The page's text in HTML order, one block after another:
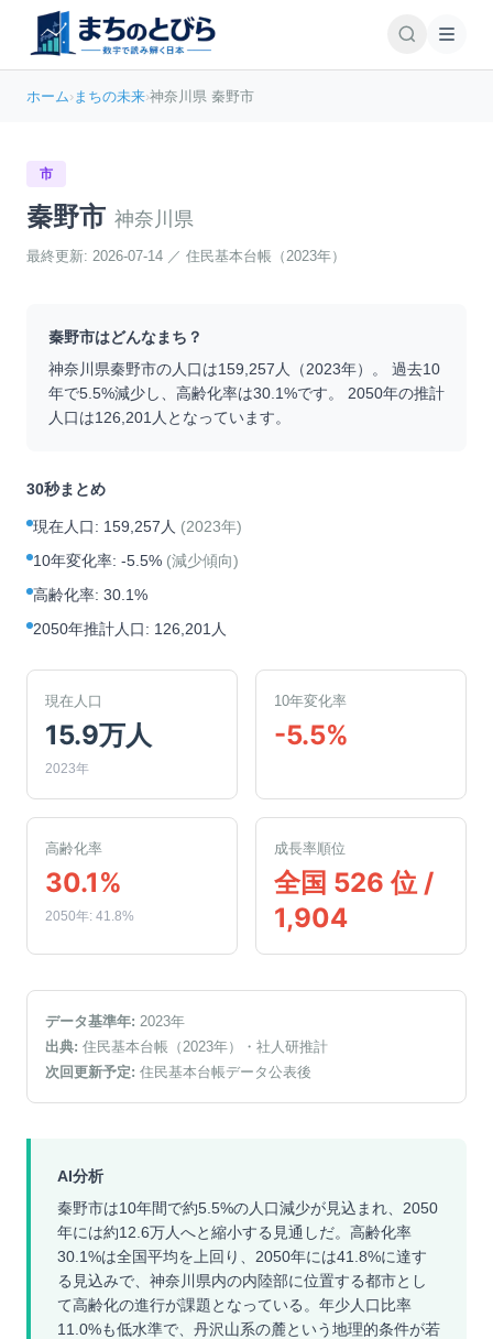
ホーム›まちの未来›神奈川県 秦野市
市
秦野市 神奈川県
最終更新: 2026-07-14 ／ 住民基本台帳（2023年）
秦野市はどんなまち？
神奈川県秦野市の人口は159,257 人（2023年）。 過去10
年で5.5%減少し、高齢化率は30.1%です。 2050年の推計
人口は126,201 人となっています。
30秒まとめ
現在人口: 159,257人 (2023年)
10年変化率: -5.5% (減少傾向)
高齢化率: 30.1%
2050年推計人口: 126,201人
現在人口
15.9万人
2023年
10年変化率
-5.5%
高齢化率
30.1%
2050年: 41.8%
成長率順位
全国 526 位 /
1,904
データ基準年: 2023年
出典: 住民基本台帳（2023年）
・社人研推計
次回更新予定: 住民基本台帳データ公表後
AI分析
秦野市は10年間で約5.5%の人口減少が見込まれ、2050
年には約12.6万人へと縮小する見通しだ。高齢化率
30.1%は全国平均を上回り、2050年には41.8%に達す
る見込みで、神奈川県内の内陸部に位置する都市とし
て高齢化の進行が課題となっている。年少人口比率
11.0%も低水準で、丹沢山系の麓という地理的条件が若